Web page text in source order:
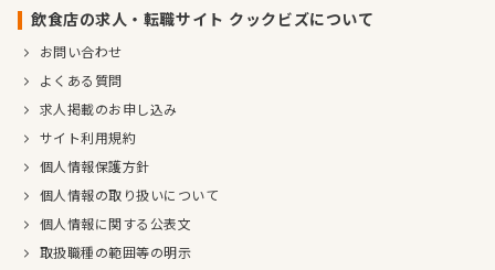
飲食店の求人・転職サイト クックビズについて
お問い合わせ
よくある質問
求人掲載のお申し込み
サイト利用規約
個人情報保護方針
個人情報の取り扱いについて
個人情報に関する公表文
取扱職種の範囲等の明示